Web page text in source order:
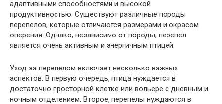
адаптивными способностями и высокой
продуктивностью. Существуют различные породы
перепелов, которые отличаются размерами и окрасом
оперения. Однако, независимо от породы, перепел
является очень активным и энергичным птицей.
Уход за перепелом включает несколько важных
аспектов. В первую очередь, птица нуждается в
достаточно просторной клетке или вольере с дневным и
ночным отделением. Второе, перепелы нуждаются в